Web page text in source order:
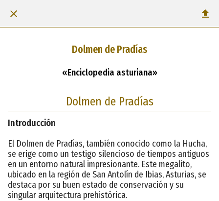
Dolmen de Pradías
«Enciclopedia asturiana»
Dolmen de Pradías
Introducción
El Dolmen de Pradías, también conocido como la Hucha,
se erige como un testigo silencioso de tiempos antiguos
en un entorno natural impresionante. Este megalito,
ubicado en la región de San Antolín de Ibias, Asturias, se
destaca por su buen estado de conservación y su
singular arquitectura prehistórica.